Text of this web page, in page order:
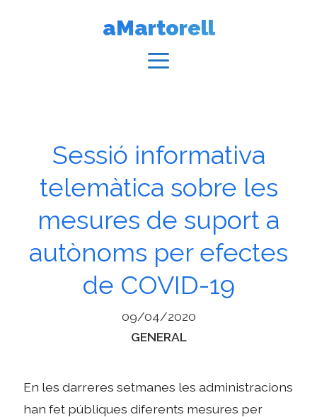
aMartorell
Sessió informativa
telemàtica sobre les
mesures de suport a
autònoms per efectes
de COVID-19
09/04/2020
Categories
GENERAL
En les darreres setmanes les administracions
han fet públiques diferents mesures per